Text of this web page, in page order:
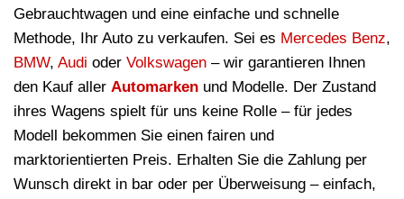
Gebrauchtwagen und eine einfache und schnelle
Methode, Ihr Auto zu verkaufen. Sei es Mercedes Benz,
BMW, Audi oder Volkswagen – wir garantieren Ihnen
den Kauf aller Automarken und Modelle. Der Zustand
ihres Wagens spielt für uns keine Rolle – für jedes
Modell bekommen Sie einen fairen und
marktorientierten Preis. Erhalten Sie die Zahlung per
Wunsch direkt in bar oder per Überweisung – einfach,